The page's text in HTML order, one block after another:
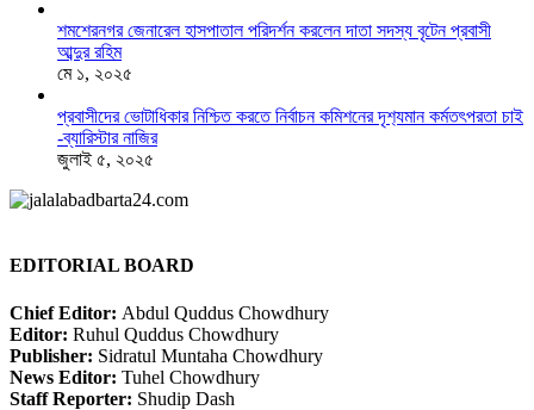
শমশেরনগর জেনারেল হাসপাতাল পরিদর্শন করলেন দাতা সদস্য বৃটেন প্রবাসী
আব্দুর রহিম
মে ১, ২০২৫
প্রবাসীদের ভোটাধিকার নিশ্চিত করতে নির্বাচন কমিশনের দৃশ‍্যমান কর্মতৎপরতা চাই
-ব্যারিস্টার নাজির
জুলাই ৫, ২০২৫
EDITORIAL BOARD
Chief Editor: Abdul Quddus Chowdhury
Editor: Ruhul Quddus Chowdhury
Publisher: Sidratul Muntaha Chowdhury
News Editor: Tuhel Chowdhury
Staff Reporter: Shudip Dash